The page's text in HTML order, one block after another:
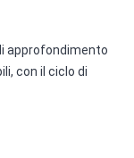
approfondimento
con il ciclo di